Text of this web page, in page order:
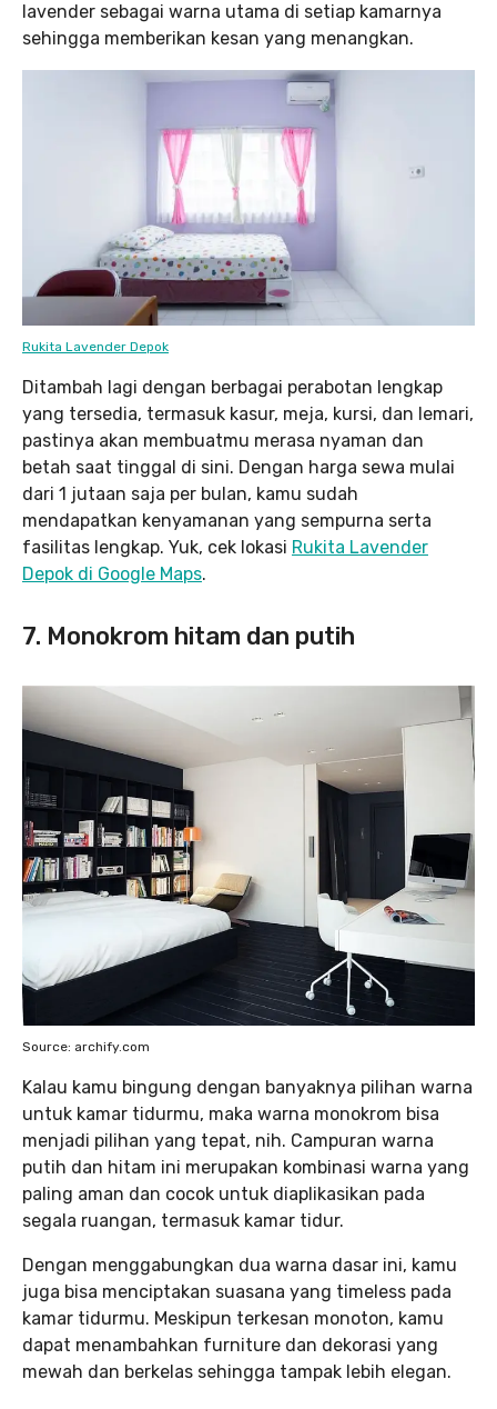
lavender sebagai warna utama di setiap kamarnya
sehingga memberikan kesan yang menangkan.
Rukita Lavender Depok
Ditambah lagi dengan berbagai perabotan lengkap
yang tersedia, termasuk kasur, meja, kursi, dan lemari,
pastinya akan membuatmu merasa nyaman dan
betah saat tinggal di sini. Dengan harga sewa mulai
dari 1 jutaan saja per bulan, kamu sudah
mendapatkan kenyamanan yang sempurna serta
fasilitas lengkap. Yuk, cek lokasi Rukita Lavender
Depok di Google Maps.
7. Monokrom hitam dan putih
Source: archify.com
Kalau kamu bingung dengan banyaknya pilihan warna
untuk kamar tidurmu, maka warna monokrom bisa
menjadi pilihan yang tepat, nih. Campuran warna
putih dan hitam ini merupakan kombinasi warna yang
paling aman dan cocok untuk diaplikasikan pada
segala ruangan, termasuk kamar tidur.
Dengan menggabungkan dua warna dasar ini, kamu
juga bisa menciptakan suasana yang timeless pada
kamar tidurmu. Meskipun terkesan monoton, kamu
dapat menambahkan furniture dan dekorasi yang
mewah dan berkelas sehingga tampak lebih elegan.